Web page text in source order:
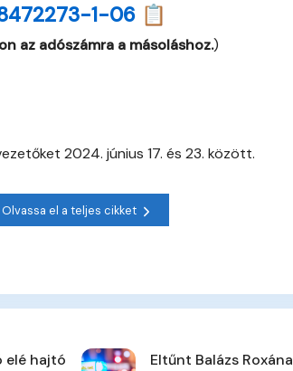
1-06 📋
az adószámra a másoláshoz.)
2024. június 17. és 23. között.
Olvassa el a teljes cikket
elé hajtó
Eltűnt Balázs Roxána